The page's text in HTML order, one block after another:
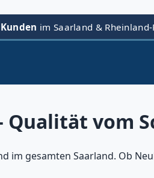
im Saarland & Rheinland-
vom
im gesamten Saarland. Ob